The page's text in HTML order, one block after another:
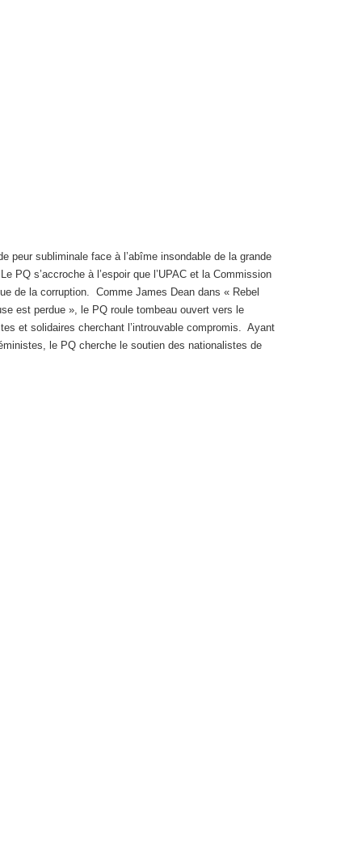
peur subliminale face à l’abîme insondable de la grande
s’accroche à l’espoir que l’UPAC et la Commission
de la corruption. Comme James Dean dans « Rebel
est perdue », le PQ roule tombeau ouvert vers le
et solidaires cherchant l’introuvable compromis. Ayant
le PQ cherche le soutien des nationalistes de